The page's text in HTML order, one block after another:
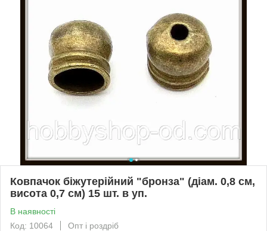
Ковпачок біжутерійний "бронза" (діам. 0,8 см,
висота 0,7 см) 15 шт. в уп.
В наявності
Код: 10064
Опт і роздріб